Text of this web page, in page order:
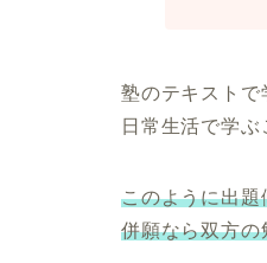
塾のテキストで
日常生活で学ぶ
このように出題
併願なら双方の